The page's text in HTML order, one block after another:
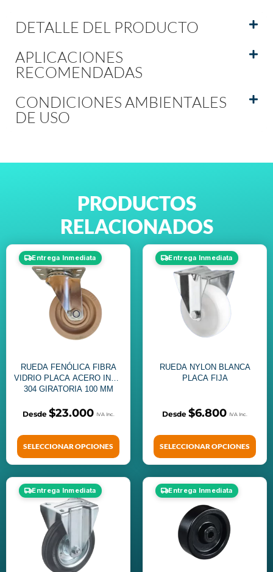
DETALLE DEL PRODUCTO
APLICACIONES
RECOMENDADAS
CONDICIONES AMBIENTALES
DE USO
PRODUCTOS
RELACIONADOS
Entrega Inmediata
RUEDA FENÓLICA FIBRA
VIDRIO PLACA ACERO INOX
304 GIRATORIA 100 MM
$23.000
SELECCIONAR OPCIONES
Entrega Inmediata
RUEDA NYLON BLANCA
PLACA FIJA
$6.800
SELECCIONAR OPCIONES
Entrega Inmediata Entrega Inmediata